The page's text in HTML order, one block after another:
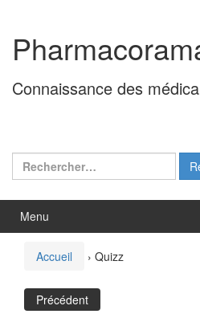
contenu
menu
principal
Connaissance des
Rechercher :
Menu
Accueil › Quizz
Précédent